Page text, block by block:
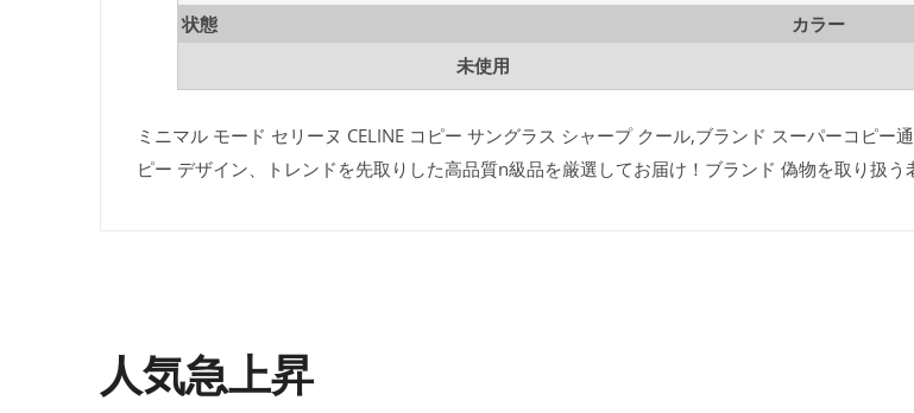
状態
カラー
未使用
ミニマル モード セリーヌ CELINE コピー サングラス シャープ クール,ブランド スーパーコピー
ピー デザイン、トレンドを先取りした高品質n級品を厳選してお届け！ブランド 偽物を取り扱う
人気急上昇